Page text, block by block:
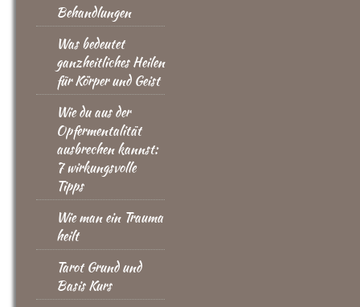
Behandlungen
Was bedeutet
ganzheitliches Heilen
für Körper und Geist
Wie du aus der
Opfermentalität
ausbrechen kannst:
7 wirkungsvolle
Tipps
Wie man ein Trauma
heilt
Tarot Grund und
Basis Kurs